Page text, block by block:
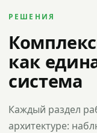
РЕШЕНИЯ
как
система
Каждый раздел
архитектуре: